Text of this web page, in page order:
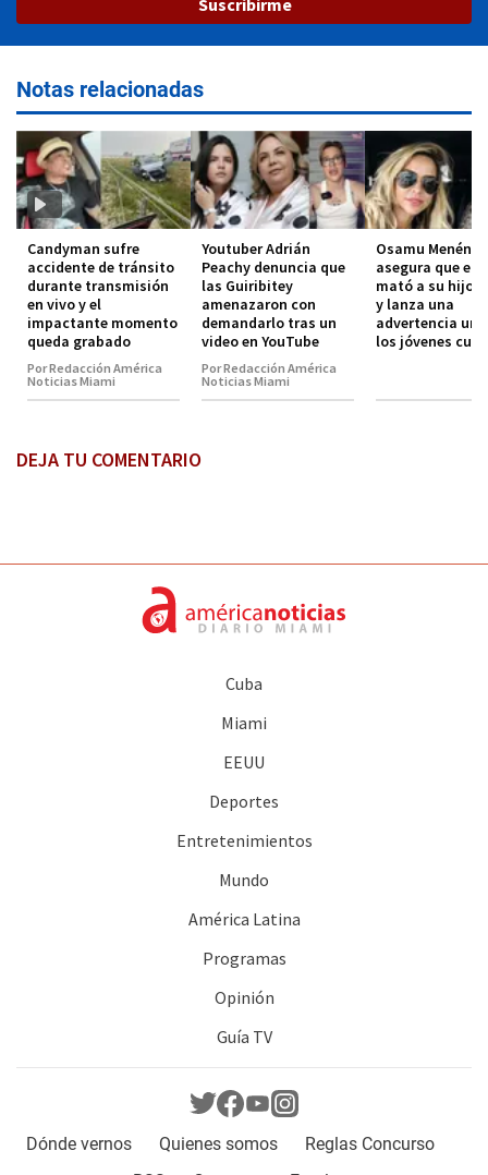
Suscribirme
Notas relacionadas
Candyman sufre
accidente de tránsito
durante transmisión
en vivo y el
impactante momento
queda grabado
Por Redacción América
Noticias Miami
Youtuber Adrián
Peachy denuncia que
las Guiribitey
amenazaron con
demandarlo tras un
video en YouTube
Por Redacción América
Noticias Miami
Osamu
asegura que el
mató a su hijo
y lanza una
advertencia
los jóvenes
DEJA TU COMENTARIO
Cuba
Miami
EEUU
Deportes
Entretenimientos
Mundo
América Latina
Programas
Opinión
Guía TV
Dónde vernos Quienes somos
Reglas Concurso